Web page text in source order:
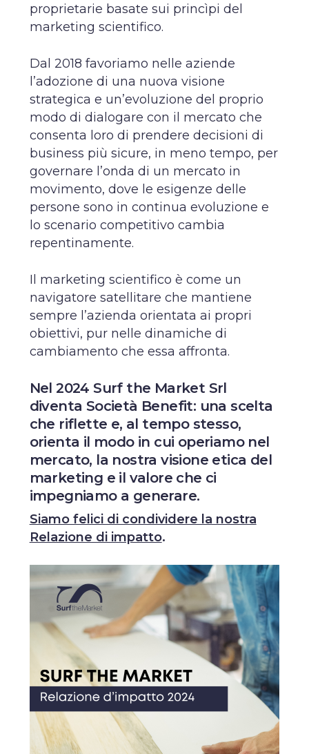
proprietarie basate sui princìpi del
marketing scientifico.
Dal 2018 favoriamo nelle aziende
l’adozione di una nuova visione
strategica e un’evoluzione del proprio
modo di dialogare con il mercato che
consenta loro di prendere decisioni di
business più sicure, in meno tempo, per
governare l’onda di un mercato in
movimento, dove le esigenze delle
persone sono in continua evoluzione e
lo scenario competitivo cambia
repentinamente.
Il marketing scientifico è come un
navigatore satellitare che mantiene
sempre l’azienda orientata ai propri
obiettivi, pur nelle dinamiche di
cambiamento che essa affronta.
Nel 2024 Surf the Market Srl
diventa Società Benefit: una scelta
che riflette e, al tempo stesso,
orienta il modo in cui operiamo nel
mercato, la nostra visione etica del
marketing e il valore che ci
impegniamo a generare.
Siamo felici di condividere la nostra
Relazione di impatto.